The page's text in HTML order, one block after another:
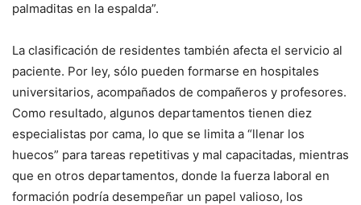
palmaditas en la espalda”.
La clasificación de residentes también afecta el servicio al
paciente. Por ley, sólo pueden formarse en hospitales
universitarios, acompañados de compañeros y profesores.
Como resultado, algunos departamentos tienen diez
especialistas por cama, lo que se limita a “llenar los
huecos” para tareas repetitivas y mal capacitadas, mientras
que en otros departamentos, donde la fuerza laboral en
formación podría desempeñar un papel valioso, los